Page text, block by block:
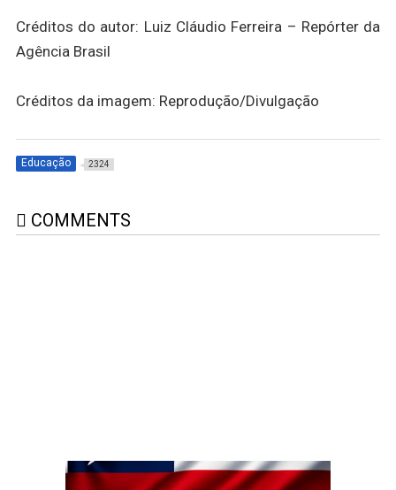
Créditos do autor: Luiz Cláudio Ferreira – Repórter da
Agência Brasil
Créditos da imagem: Reprodução/Divulgação
Educação 2324
COMMENTS